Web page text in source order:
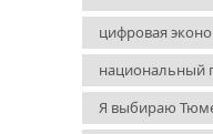
цифровая
национальный
Я выбираю